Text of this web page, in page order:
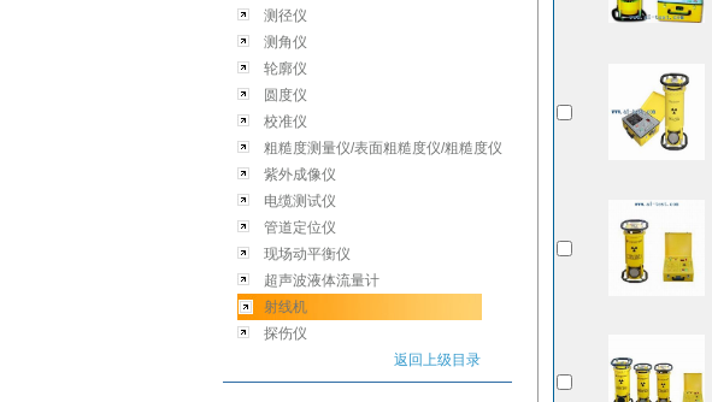
测径仪
测角仪
轮廓仪
圆度仪
校准仪
粗糙度测量仪/表面粗糙度仪/粗糙度仪
紫外成像仪
电缆测试仪
管道定位仪
现场动平衡仪
超声波液体流量计
射线机
探伤仪
返回上级目录